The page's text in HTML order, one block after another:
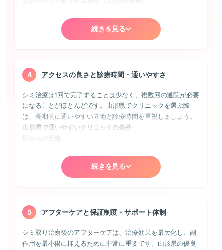
県の専門クリニックでは、トラネキサム酸内服とレーザート
ーニングの併用治療が基本となります。誤った治療で悪化す
ADM（後天性真皮メラノサイトーシス）
頬骨部分に現れる灰色がかった青みのあるシミ。真皮層にメ
ーザーによる複数回の治療が必要で、3〜6回程度の照射で改
善が期待できます。
初回カウンセリングで医師が直接シミの種類を診断して
くれるか、複数の治療機器を揃えているか、症例写真を
スポット照射（1mm）:2,000円〜5,000円
小さなシミをピンポイントで除去。山形県では初回限定価格を設
定しているクリニックも多い
顔全体のシミを一度に治療できるお得なプラン。山形県の人気ク
リニックでは期間限定キャンペーンも実施
レーザートーニング: 1回 8,000円〜30,000円
肝斑や薄いシミに効果的。5回・10回のコース契約で割引になるこ
とが多い
1回 15,000円〜40,000円
⚠️ 料金に関する注意点
初診料・再診料の有無（山形県では無料のクリニックも多
数）
麻酔代が別途必要か（表面麻酔で3,000円程度）
続きを見る
4 アクセスの良さと診療時間・通いやすさ
シミ治療は1回で完了することは少なく、複数回の通院が必要
になることがほとんどです。山形県でクリニックを選ぶ際
は、長期的に通いやすい立地と診療時間を重視しましょう。
山形県で通いやすいクリニックの条件
は多くのクリニックが集中しており、雨の日でも地下通路で
アクセスできる場所もあります
療していることも
週末しか時間が取れない方には必須条件。山形県では土日も
診療しているクリニックが増えています
続きを見る
5 アフターケアと保証制度・サポート体制
シミ取り治療後のアフターケアは、治療効果を最大化し、副
作用を最小限に抑えるために非常に重要です。山形県の優良